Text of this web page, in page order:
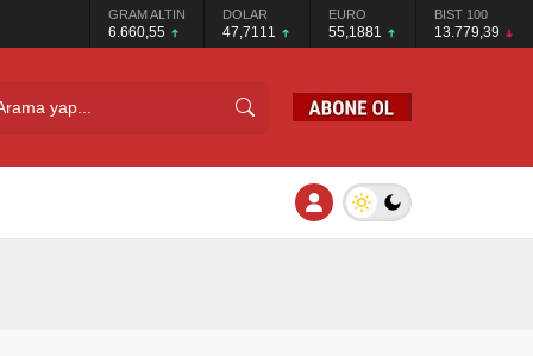
GRAM ALTIN
6.660,55
DOLAR
47,7111
EURO
55,1881
BIST 100
13.779,39